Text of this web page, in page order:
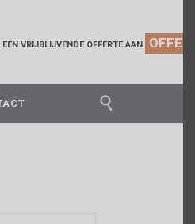
VRIJBLIJVENDE OFFERTE AAN
